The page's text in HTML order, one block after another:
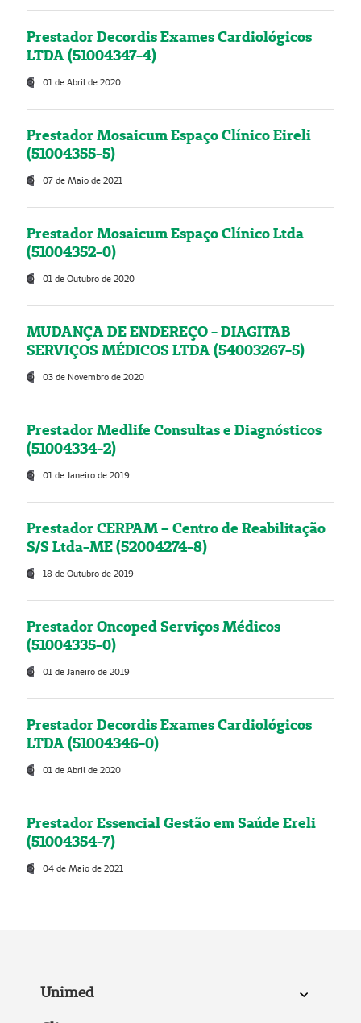
Prestador Decordis Exames Cardiológicos
LTDA (51004347-4)
01 de Abril de 2020
Prestador Mosaicum Espaço Clínico Eireli
(51004355-5)
07 de Maio de 2021
Prestador Mosaicum Espaço Clínico Ltda
(51004352-0)
01 de Outubro de 2020
MUDANÇA DE ENDEREÇO - DIAGITAB
SERVIÇOS MÉDICOS LTDA (54003267-5)
03 de Novembro de 2020
Prestador Medlife Consultas e Diagnósticos
(51004334-2)
01 de Janeiro de 2019
Prestador CERPAM – Centro de Reabilitação
S/S Ltda-ME (52004274-8)
18 de Outubro de 2019
Prestador Oncoped Serviços Médicos
(51004335-0)
01 de Janeiro de 2019
Prestador Decordis Exames Cardiológicos
LTDA (51004346-0)
01 de Abril de 2020
Prestador Essencial Gestão em Saúde Ereli
(51004354-7)
04 de Maio de 2021
Unimed